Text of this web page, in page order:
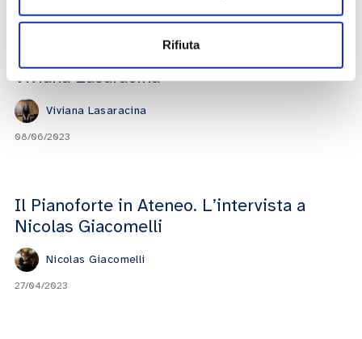
Rifiuta
Il Pianoforte in Ateneo. L’intervista a
Viviana Lasaracina
Viviana Lasaracina
08/06/2023
Il Pianoforte in Ateneo. L’intervista a
Nicolas Giacomelli
Nicolas Giacomelli
27/04/2023